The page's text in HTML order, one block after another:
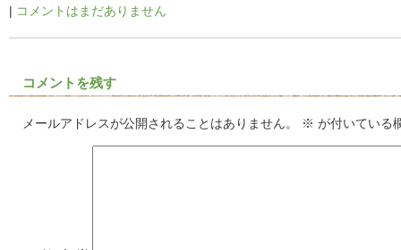
| コメントはまだありません
コメントを残す
メールアドレスが公開されることはありません。 ※ が付いている